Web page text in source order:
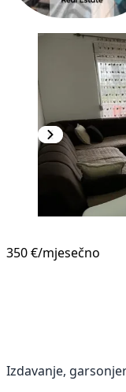
350 €/mjesečno
Izdavanje,